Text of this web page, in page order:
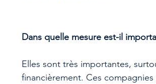
Dans quelle mesure est-il
Elles sont très importantes,
financièrement. Ces